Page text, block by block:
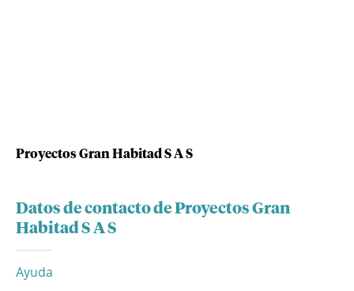
Proyectos Gran Habitad S A S
Datos de contacto de Proyectos Gran
Habitad S A S
Ayuda